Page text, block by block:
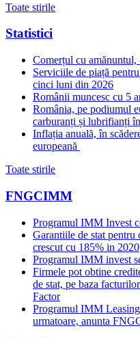
Toate stirile
Statistici
Comerțul cu amănuntul,
Serviciile de piață
cinci luni din 2026
Românii muncesc cu 5
România, pe podiumul
carburanți și lubrifianți
Inflația anuală, în
europeană
Toate stirile
FNGCIMM
Programul IMM Invest
Garantiile de stat
crescut cu 185% in 2020
Programul IMM invest
Firmele pot obtine
de stat, pe baza
Factor
Programul IMM
urmatoare, anunta